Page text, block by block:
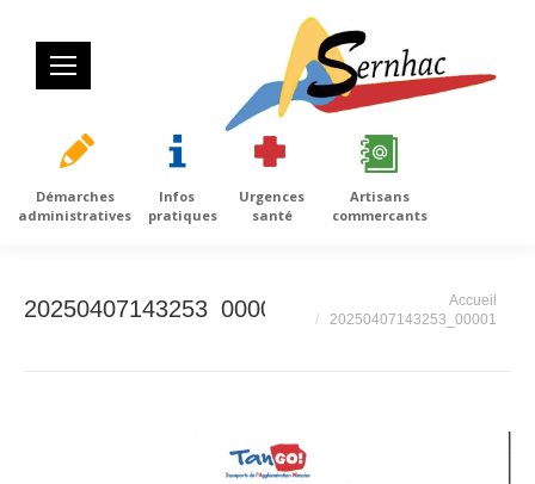
Démarches
administratives
Infos
pratiques
Urgences
santé
Artisans
commercants
20250407143253_00001
Accueil
20250407143253_00001